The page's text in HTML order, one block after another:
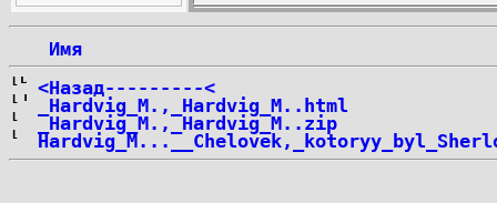
Имя
<Назад---------<
_Hardvig_M.,_Hardvig_M..html
_Hardvig_M.,_Hardvig_M..zip